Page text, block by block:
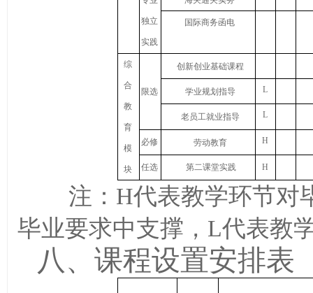
独立
实践
国际商务函电
综
合
教
育
模
块
限选
创新创业基础课程
学业规划指导 L
老员工就业指导 L
必修 劳动教育 H
任选 第二课堂实践 H
注： H代表教学环节对
毕业要求中支撑， L代表教
八、课程设置安排表